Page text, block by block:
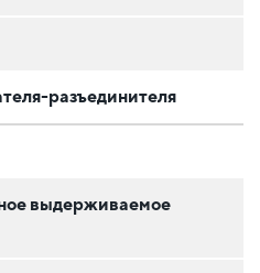
разъединителя
выдерживаемое